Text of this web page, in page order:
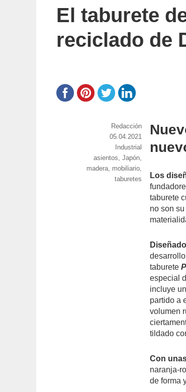
El taburete
reciclado de
Los
taburete
no son
taburete
especial
incluye
partido a
volumen
tildado
Con
naranja-
de forma
https://
Redacción
Publicado
05.04.2021
Categorías
Industrial
Etiquetas
asientos,Japón,
madera, mobiliario,
taburetes